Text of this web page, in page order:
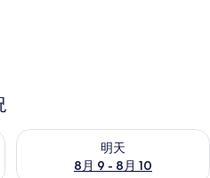
況
明天
8月 9 - 8月 10
查看明天 (8月 9 - 8月 10) 的供